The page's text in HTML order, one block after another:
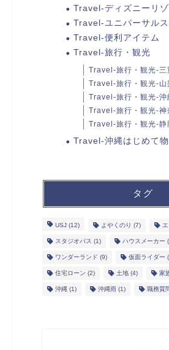
Travel-ディズニーリゾ
Travel-ユニバーサル
Travel-便利アイテム
Travel-旅行・観光
Travel-旅行・観光-三
Travel-旅行・観光-山
Travel-旅行・観光-沖
Travel-旅行・観光-神
Travel-旅行・観光-静
Travel-沖縄はじめて
タグ
USJ(12) よやくのり (7)
スタジオパス (1) ハウスメーカー
ワンダーランド (9) 仮面ライダー
住宅ローン (2) 土地(4) 家
沖縄 (1) 沖縄雨(1) 職務質